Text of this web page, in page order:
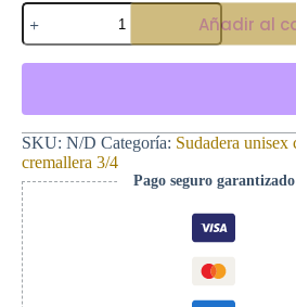
Imponente
sudadera
delgada
con
y
Montenegro
cantidad
Añadir al
SKU: N/D Categoría: Sudadera
cremallera 3/4
Pago seguro garantizado